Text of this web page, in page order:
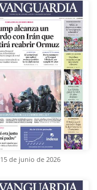
15 de junio de 2026